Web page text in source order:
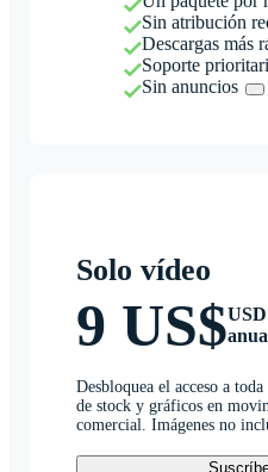
Sin atribución
Descargas más
Soporte
Sin anuncios
Solo vídeo
9 US$
Desbloquea el acceso a
de stock y gráficos en
comercial. Imágenes no